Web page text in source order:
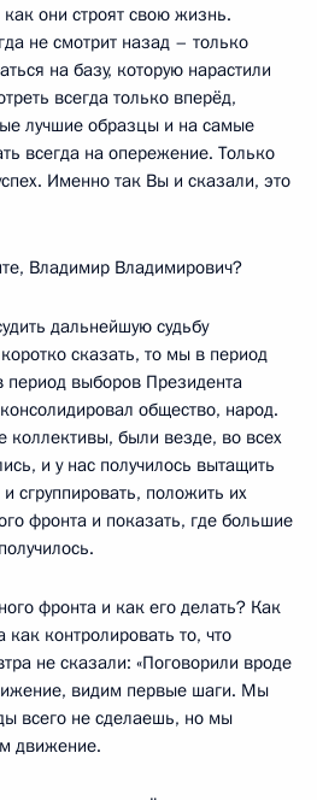
они строят свою жизнь.
не смотрит назад – только
на базу, которую нарастили
всегда только вперёд,
лучшие образцы и на самые
всегда на опережение. Только
Именно так Вы и сказали, это
Владимир Владимирович?
дальнейшую судьбу
сказать, то мы в период
выборов Президента
общество, народ.
были везде, во всех
и у нас получилось вытащить
сгруппировать, положить их
фронта и показать, где большие
фронта и как его делать? Как
контролировать то, что
не сказали: «Поговорили вроде
видим первые шаги. Мы
всего не сделаешь, но мы
движение.